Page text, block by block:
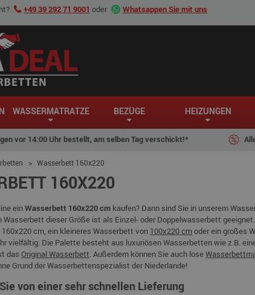
+49 39 292 71 9001 oder Whatsappen Sie mit uns
WASSERMATRATZE BEZÜGE HEIZUNGEN
vor 14:00 Uhr bestellt, am selben Tag verschickt!*
> Wasserbett 160x220
160X220
einWasserbett 160x220 cm kaufen? Dann sind Sie in unserem
Wasserbett dieser Größe ist als Einzel- oder Doppelwasserbett
cm, ein kleineres Wasserbett von 100x220 cmoder ein großes
vielfältig. Die Palette besteht aus luxuriösen Wasserbetten wie z.B.
das Original Wasserbett. Außerdem können Sie auch lose
Grund der Wasserbettenspezialist der Niederlande!
von einer sehr schnellen Lieferung